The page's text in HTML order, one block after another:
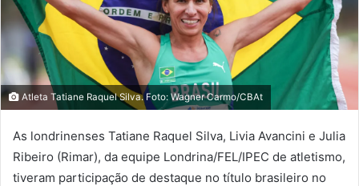
Atleta Tatiane Raquel Silva. Foto: Wagner Carmo/CBAt
As londrinenses Tatiane Raquel Silva, Livia Avancini e Julia
Ribeiro (Rimar), da equipe Londrina/FEL/IPEC de atletismo,
tiveram participação de destaque no título brasileiro no